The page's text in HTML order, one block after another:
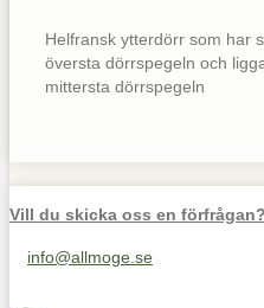
Helfransk ytterdörr som har
översta dörrspegeln och
mittersta dörrspegeln
Vill du skicka oss en
Maila oss på info@allmoge.se
info@allmoge.se